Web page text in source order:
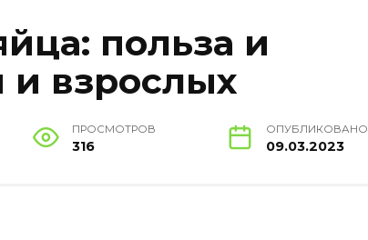
польза и
и взрослых
ПРОСМОТРОВ
316
ОПУБЛИКОВАНО
09.03.2023